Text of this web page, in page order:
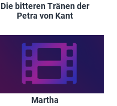
Die bitteren Tränen der
Petra von Kant
Martha